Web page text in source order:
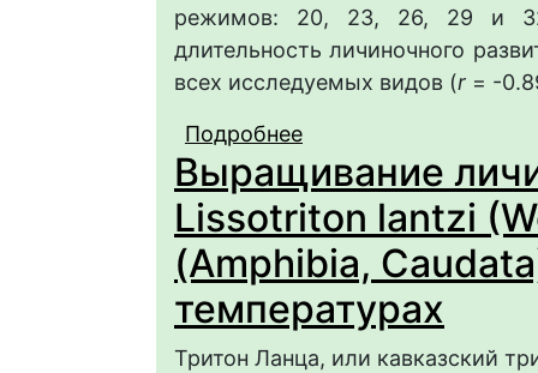
режимов: 20, 23, 26, 29 и
длительность личиночного
всех исследуемых видов (r = -
Подробнее
развитие
Anura)
Выращивание
Lissotriton lantzi
(Amphibia,
температурах
Тритон Ланца, или кавказский